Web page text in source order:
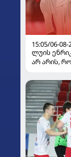
15:05/06-08-
ლუის
არ არის,